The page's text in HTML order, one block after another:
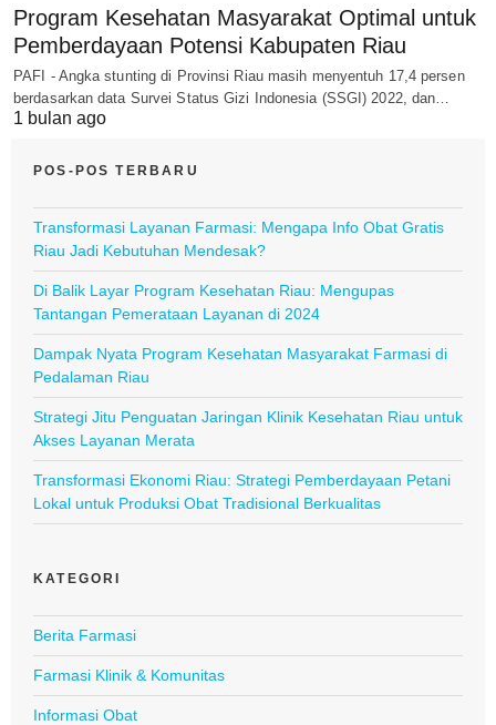
Program Kesehatan Masyarakat Optimal untuk
Pemberdayaan Potensi Kabupaten Riau
PAFI - Angka stunting di Provinsi Riau masih menyentuh 17,4 persen
berdasarkan data Survei Status Gizi Indonesia (SSGI) 2022, dan…
1 bulan ago
POS-POS TERBARU
Transformasi Layanan Farmasi: Mengapa Info Obat Gratis
Riau Jadi Kebutuhan Mendesak?
Di Balik Layar Program Kesehatan Riau: Mengupas
Tantangan Pemerataan Layanan di 2024
Dampak Nyata Program Kesehatan Masyarakat Farmasi di
Pedalaman Riau
Strategi Jitu Penguatan Jaringan Klinik Kesehatan Riau untuk
Akses Layanan Merata
Transformasi Ekonomi Riau: Strategi Pemberdayaan Petani
Lokal untuk Produksi Obat Tradisional Berkualitas
KATEGORI
Berita Farmasi
Farmasi Klinik & Komunitas
Informasi Obat